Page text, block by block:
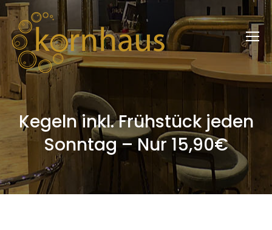
Kegeln inkl. Frühstück jeden
Sonntag – Nur 15,90€